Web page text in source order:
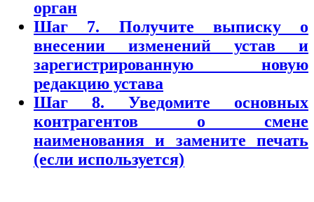
орган
Шаг 7. Получите выписку о
внесении изменений устав и
зарегистрированную новую
редакцию устава
Шаг 8. Уведомите основных
контрагентов о смене
наименования и замените печать
(если используется)